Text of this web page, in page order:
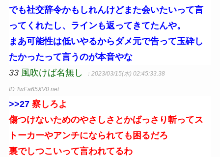
でも社交辞令かもしれんけどまた会いたいって言
ってくれたし、ラインも返ってきてたんや。
まあ可能性は低いやるからダメ元で告って玉砕し
たかったって言うのが本音やな
33 風吹けば名無し ：2023/03/15(水) 02:45:33.38
ID:TwEa65XV0.net
>>27察しろよ
傷つけないためのやさしさとかばっさり斬ってス
トーカーやアンチになられても困るだろ
裏でしつこいって言われてるわ